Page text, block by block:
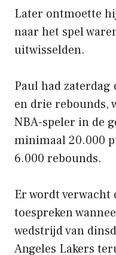
Later ontmoette
naar het spel
uitwisselden.
Paul had
en drie rebounds,
NBA-speler in de
minimaal 20.000
6.000 rebounds.
Er wordt verwacht
toespreken
wedstrijd van
Angeles Lakers